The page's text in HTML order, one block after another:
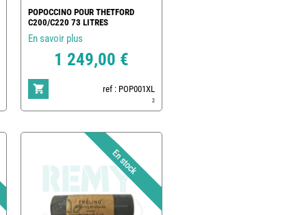
POPOCCINO POUR THETFORD
C200/C220 73 LITRES
En savoir plus
1 249,00 €
ref : POP001XL
2